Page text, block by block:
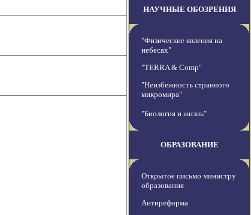
НАУЧНЫЕ ОБОЗРЕНИЯ
"Физические явления на
небесах"
"TERRA & Comp"
"Неизбежность странного
микромира"
"Биология и жизнь"
ОБРАЗОВАНИЕ
Открытое письмо министру
образования
Антиреформа